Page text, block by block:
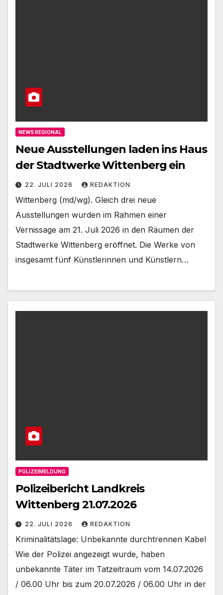
NEWS REGIONAL
Neue Ausstellungen laden ins Haus
der Stadtwerke Wittenberg ein
22. JULI 2026 REDAKTION
Wittenberg (md/wg). Gleich drei neue
Ausstellungen wurden im Rahmen einer
Vernissage am 21. Juli 2026 in den Räumen der
Stadtwerke Wittenberg eröffnet. Die Werke von
insgesamt fünf Künstlerinnen und Künstlern…
POLIZEIMELDUNG
Polizeibericht Landkreis
Wittenberg 21.07.2026
22. JULI 2026 REDAKTION
Kriminalitätslage: Unbekannte durchtrennen Kabel
Wie der Polizei angezeigt wurde, haben
unbekannte Täter im Tatzeitraum vom 14.07.2026
/ 06.00 Uhr bis zum 20.07.2026 / 06.00 Uhr in der